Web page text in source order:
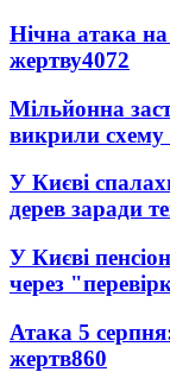
Нічна атака
жертву4072
Мільйонна
викрили схему
У Києві
дерев заради
У Києві
через
Атака 5
жертв860